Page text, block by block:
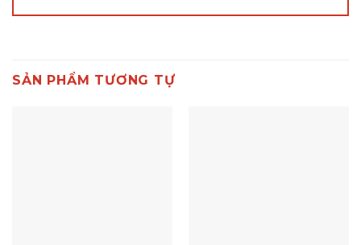
SẢN PHẨM TƯƠNG TỰ